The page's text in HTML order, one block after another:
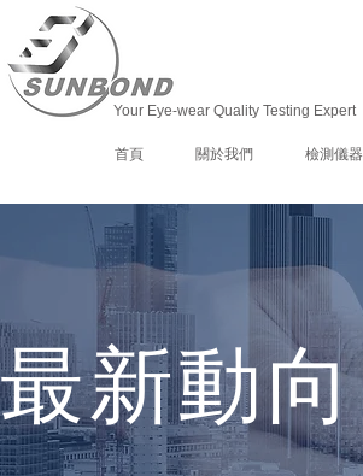
Your Eye-wear Quality Testing Expert
首頁 關於我們 檢測儀器
最新動向